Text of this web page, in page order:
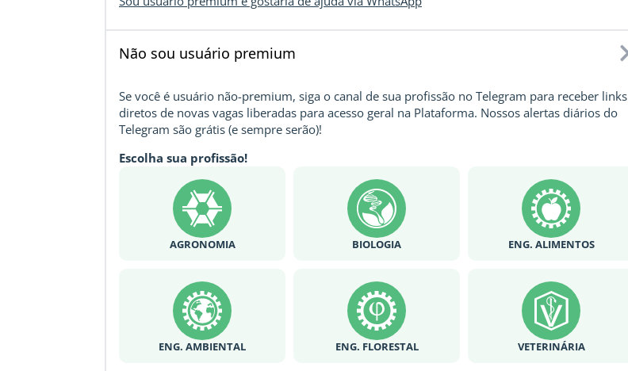
Não sou usuário premium
Se você é usuário não-premium, siga o canal de sua profissão no Telegram para receber links
diretos de novas vagas liberadas para acesso geral na Plataforma. Nossos alertas diários do
Telegram são grátis (e sempre serão)!
Escolha sua profissão!
AGRONOMIA BIOLOGIA ENG. ALIMENTOS
ENG. AMBIENTAL ENG. FLORESTAL VETERINÁRIA